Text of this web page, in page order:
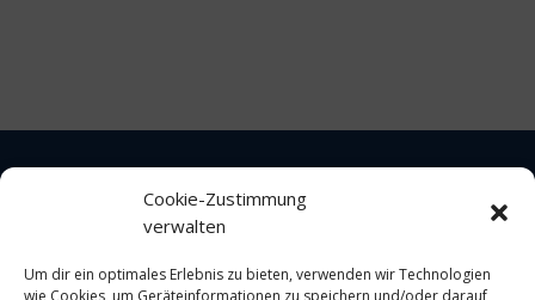
Cookie-Zustimmung
verwalten
Um dir ein optimales Erlebnis zu bieten, verwenden wir Technologien
wie Cookies, um Geräteinformationen zu speichern und/oder darauf